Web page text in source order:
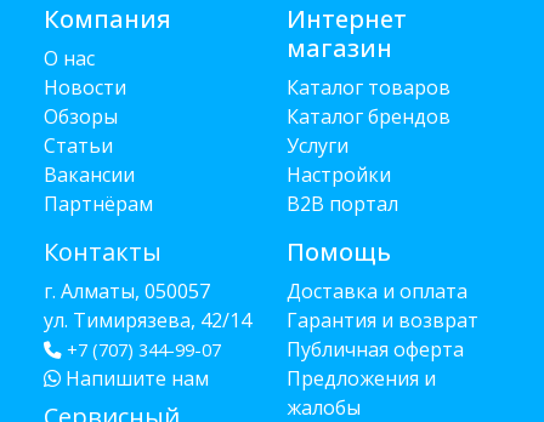
Компания
О нас
Новости
Обзоры
Статьи
Вакансии
Партнёрам
Контакты
г. Алматы, 050057
ул. Тимирязева, 42/14
+7 (707) 344-99-07
Напишите нам
Интернет
магазин
Каталог товаров
Каталог брендов
Услуги
Настройки
B2B портал
Помощь
Доставка и оплата
Гарантия и возврат
Публичная оферта
Предложения и
жалобы